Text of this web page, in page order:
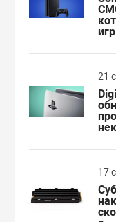
игр
21
17